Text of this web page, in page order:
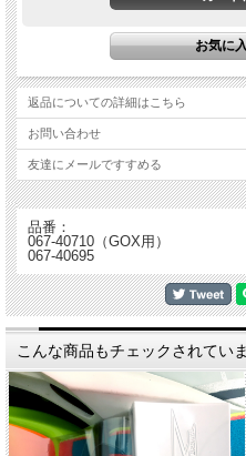
返品についての詳細はこちら
お問い合わせ
友達にメールですすめる
品番：
067-40710（GOX用）
067-40695
こんな商品もチェックされてい